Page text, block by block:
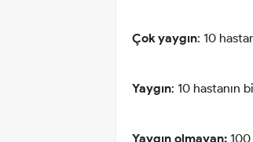
Çok yaygın: 10
Yaygın: 10 hastanın
Yaygın olmayan: